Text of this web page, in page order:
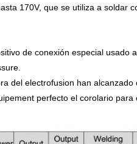
170V, que se utiliza a soldar
de conexión especial usado
del electrofusion han
perfecto el corolario